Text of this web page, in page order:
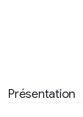
Présentation